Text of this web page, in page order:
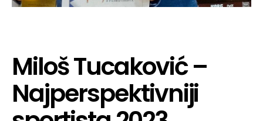
Miloš Tucaković –
Najperspektivniji